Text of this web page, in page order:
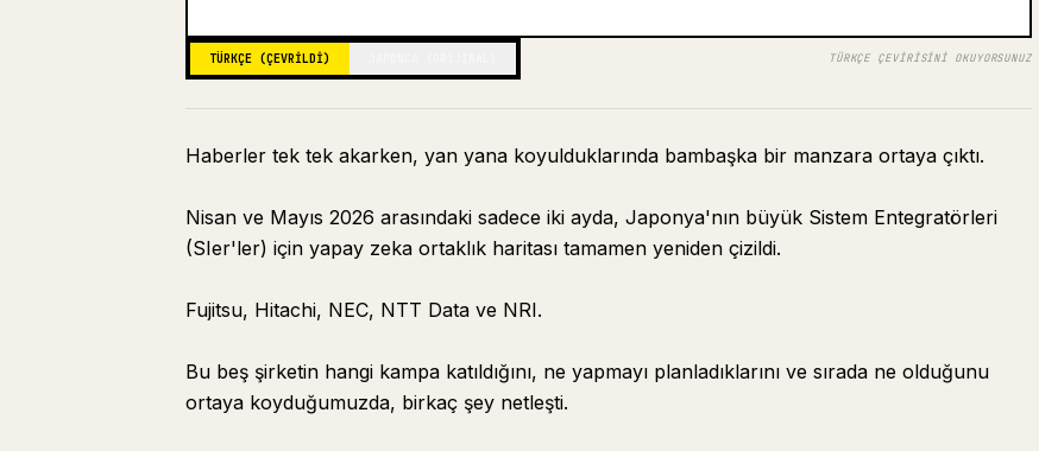
TÜRKÇE (ÇEVRILDI) TÜRKÇE ÇEVIRISINI OKUYORSUNUZ
Haberler tek tek akarken, yan yana koyulduklarında bambaşka bir manzara ortaya çıktı.
Nisan ve Mayıs 2026 arasındaki sadece iki ayda, Japonya'nın büyük Sistem Entegratörleri
(SIer'ler) için yapay zeka ortaklık haritası tamamen yeniden çizildi.
Fujitsu, Hitachi, NEC, NTT Data ve NRI.
Bu beş şirketin hangi kampa katıldığını, ne yapmayı planladıklarını ve sırada ne olduğunu
ortaya koyduğumuzda, birkaç şey netleşti.